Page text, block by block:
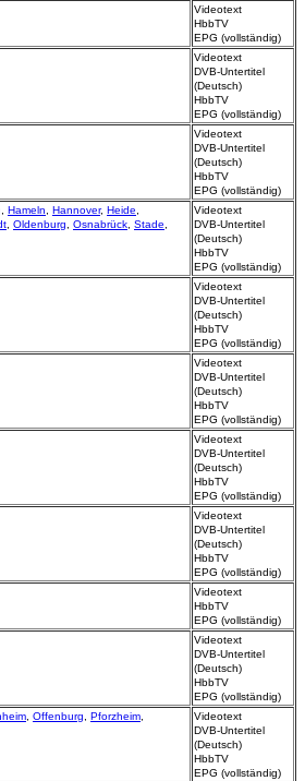
Videotext
HbbTV
EPG (vollständig)
Videotext
DVB-Untertitel
(Deutsch)
HbbTV
EPG (vollständig)
Videotext
DVB-Untertitel
(Deutsch)
HbbTV
EPG (vollständig)
, Hameln, Hannover, Heide,
, Oldenburg, Osnabrück, Stade,
Videotext
DVB-Untertitel
(Deutsch)
HbbTV
EPG (vollständig)
Videotext
DVB-Untertitel
(Deutsch)
HbbTV
EPG (vollständig)
Videotext
DVB-Untertitel
(Deutsch)
HbbTV
EPG (vollständig)
Videotext
DVB-Untertitel
(Deutsch)
HbbTV
EPG (vollständig)
Videotext
DVB-Untertitel
(Deutsch)
HbbTV
EPG (vollständig)
Videotext
HbbTV
EPG (vollständig)
Videotext
DVB-Untertitel
(Deutsch)
HbbTV
EPG (vollständig)
, Offenburg, Pforzheim,
Videotext
DVB-Untertitel
(Deutsch)
HbbTV
EPG (vollständig)